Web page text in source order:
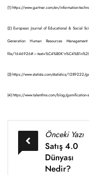
(1) https://www.gartner.com/en/information-
(2) European Journal of Educational & Social
Generation Human Resources
file/
(3) https://www.statista.com/statistics/1289222/
(4)https://www.talentlms.com/blog/gamification-
Önceki Yazı
Satış 4.0
Dünyası
Nedir?